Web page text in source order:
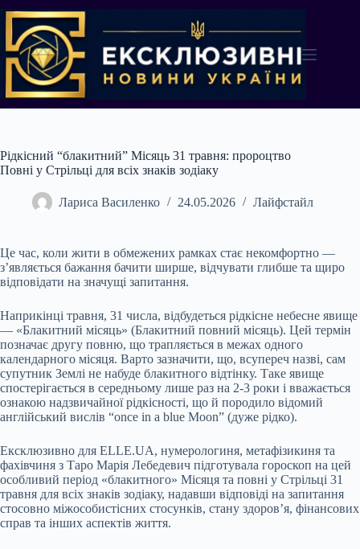
до
вмісту
Рідкісний “блакитний” Місяць 31 травня: пророцтво
Повні у Стрільці для всіх знаків зодіаку
Лариса Василенко 24.05.2026 Лайфстайл
Це час, коли жити в обмежених рамках стає некомфортно —
з’являється бажання бачити ширше, відчувати глибше та щиро
відповідати на значущі запитання.
Наприкінці травня, 31 числа, відбудеться рідкісне небесне явище
— «Блакитний місяць» (Блакитний повний місяць). Цей термін
позначає другу повню, що трапляється в межах одного
календарного місяця. Варто зазначити, що, всупереч назві, сам
супутник Землі не набуде блакитного відтінку. Таке явище
спостерігається в середньому лише раз на 2-3 роки і вважається
ознакою надзвичайної рідкісності, що й породило відомий
англійський вислів “once in a blue Moon” (дуже рідко).
Ексклюзивно для ELLE.UA, нумерологиня, метафізикиня та
фахівчиня з Таро Марія Лебедевич підготувала гороскоп на цей
особливий період «блакитного» Місяця та повні у Стрільці 31
травня для всіх знаків зодіаку, надавши відповіді на запитання
стосовно міжособистісних стосунків, стану здоров’я, фінансових
справ та інших аспектів життя.